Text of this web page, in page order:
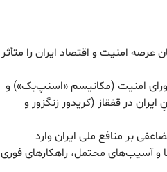
عرصه امنیت و اقتصاد ایران را متأثر
امنیت (مکانیسم «اسنپ‌بک») و
در قفقاز (کریدور زنگزور و
بر منافع ملی ایران وارد
و آسیب‌های محتمل، راهکارهای فوری